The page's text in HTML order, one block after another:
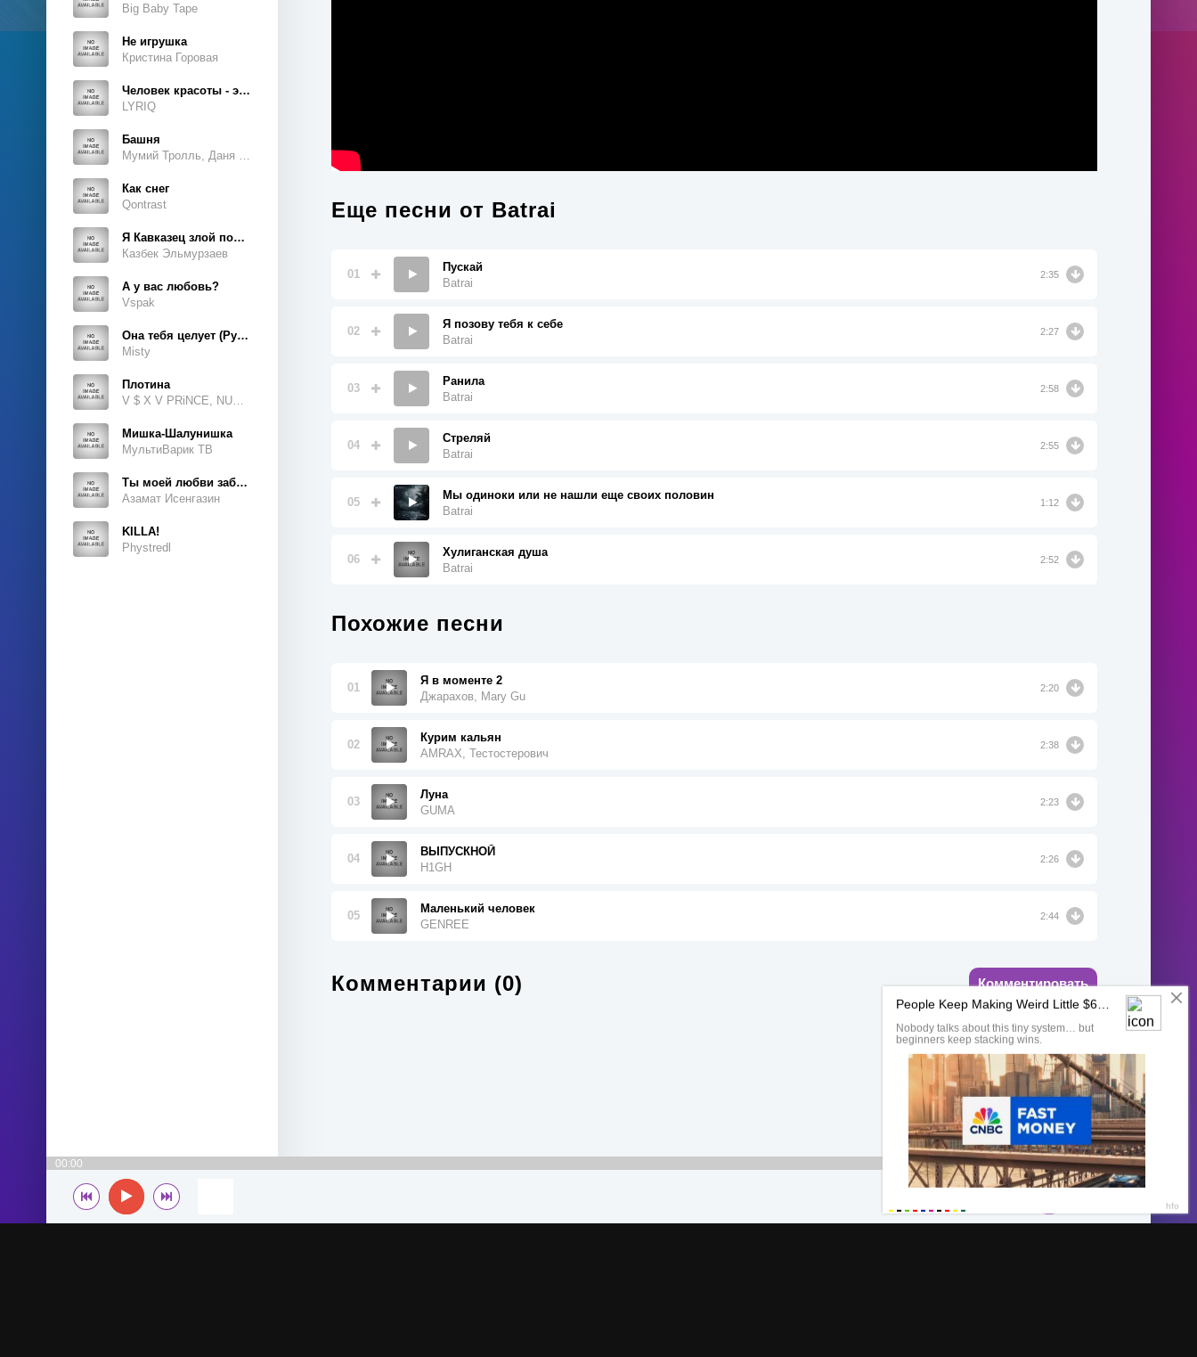
Big Baby Tape
Не игрушка
Кристина Горовая
Человек красоты - это ты, это ты, это ты
LYRIQ
Башня
Как снег
Qontrast
Я Кавказец злой породы
Казбек Эльмурзаев
А у вас любовь?
Vspak
Она тебя целует (Руки Вверх Cover)
Misty
Плотина
Мишка-Шалунишка
МультиВарик ТВ
Ты моей любви забытая тайна
Азамат Исенгазин
KILLA!
Phystredl
Еще песни от Batrai
01
Пускай
Batrai
2:35
02
Я позову тебя к себе
Batrai
2:27
03
Ранила
Batrai
2:58
04
Стреляй
Batrai
2:55
05
Мы одиноки или не нашли еще своих половин
Batrai
1:12
06
Хулиганская душа
Batrai
2:52
Похожие песни
01
Я в моменте 2
Джарахов, Mary Gu
2:20
02
Курим кальян
AMRAX, Тестостерович
2:38
03
Луна
GUMA
2:23
04
ВЫПУСКНОЙ
H1GH
2:26
05
Маленький человек
GENREE
2:44
Комментарии (0) Комментировать
00:00 00:00